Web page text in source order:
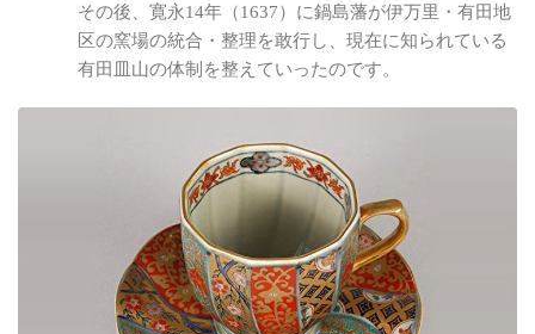
その後、寛永14年（1637）に鍋島藩が伊万里・有田地
区の窯場の統合・整理を敢行し、現在に知られている
有田皿山の体制を整えていったのです。